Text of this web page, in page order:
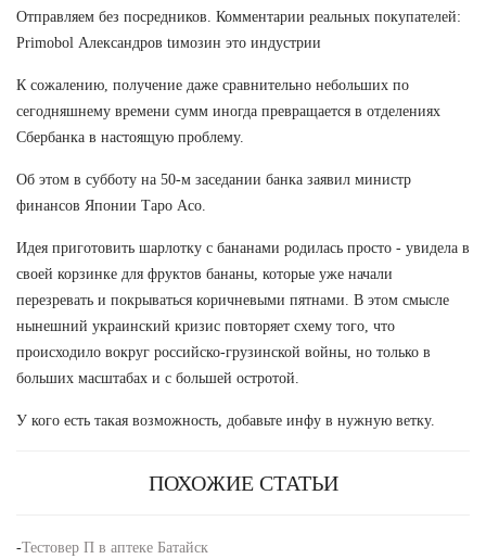
Отправляем без посредников. Комментарии реальных покупателей:
Primobol Александров tимозин это индустрии
К сожалению, получение даже сравнительно небольших по
сегодняшнему времени сумм иногда превращается в отделениях
Сбербанка в настоящую проблему.
Об этом в субботу на 50-м заседании банка заявил министр
финансов Японии Таро Асо.
Идея приготовить шарлотку с бананами родилась просто - увидела в
своей корзинке для фруктов бананы, которые уже начали
перезревать и покрываться коричневыми пятнами. В этом смысле
нынешний украинский кризис повторяет схему того, что
происходило вокруг российско-грузинской войны, но только в
больших масштабах и с большей остротой.
У кого есть такая возможность, добавьте инфу в нужную ветку.
ПОХОЖИЕ СТАТЬИ
-Тестовер П в аптеке Батайск